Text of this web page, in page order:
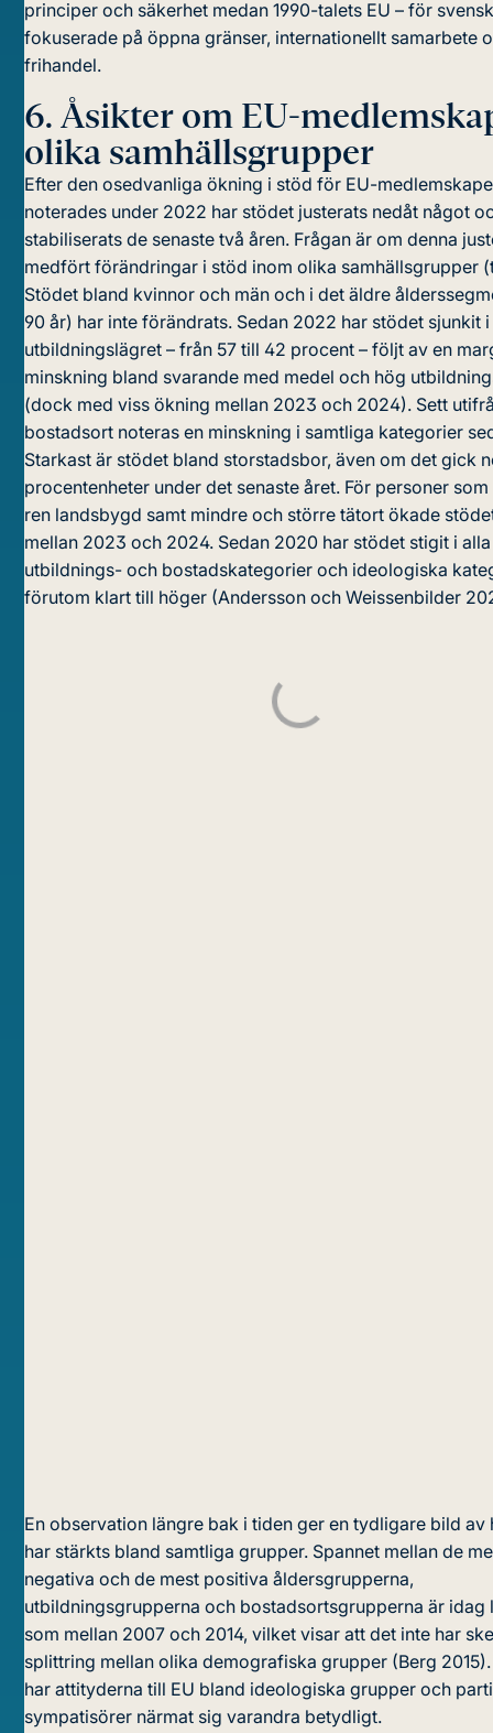
principer och säkerhet medan 1990-talets EU – för
fokuserade på öppna gränser, internationellt samarbete
frihandel.
6. Åsikter om EU-
olika samhällsgrupper
Efter den osedvanliga ökning i stöd för EU-
noterades under 2022 har stödet justerats nedåt något
stabiliserats de senaste två åren. Frågan är om denna
medfört förändringar i stöd inom olika samhällsgrupper
Stödet bland kvinnor och män och i det äldre
90 år) har inte förändrats. Sedan 2022 har stödet sjunkit
utbildningslägret – från 57 till 42 procent – följt av en
minskning bland svarande med medel och hög
(dock med viss ökning mellan 2023 och 2024). Sett
bostadsort noteras en minskning i samtliga kategorier
Starkast är stödet bland storstadsbor, även om det gick
procentenheter under det senaste året. För personer
ren landsbygd samt mindre och större tätort ökade
mellan 2023 och 2024. Sedan 2020 har stödet stigit i alla
utbildnings- och bostadskategorier och ideologiska
förutom klart till höger (Andersson och Weissenbilder
En observation längre bak i tiden ger en tydligare bild av
har stärkts bland samtliga grupper. Spannet mellan de
negativa och de mest positiva åldersgrupperna,
utbildningsgrupperna och bostadsortsgrupperna är idag
som mellan 2007 och 2014, vilket visar att det inte har
splittring mellan olika demografiska grupper (Berg
har attityderna till EU bland ideologiska grupper och
sympatisörer närmat sig varandra betydligt.